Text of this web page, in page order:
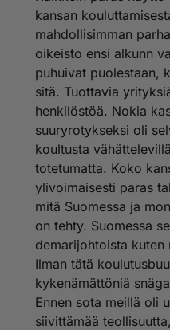
kansan
mahdollisimman
oikeisto ensi alkunn
puhuivat puolestaan,
sitä. Tuottavia
henkilöstöä. Nokia
suuryrotykseksi oli
koultusta
totetumatta. Koko
ylivoimaisesti paras
mitä Suomessa ja
on tehty. Suomessa
demarijohtoista kuten
Ilman tätä
kykenämättöniä
Ennen sota meillä oli
siivittämää